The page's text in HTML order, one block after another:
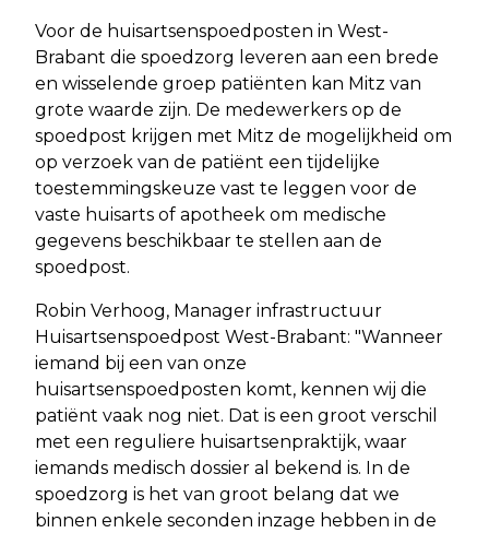
Voor de huisartsenspoedposten in West-
Brabant die spoedzorg leveren aan een brede
en wisselende groep patiënten kan Mitz van
grote waarde zijn. De medewerkers op de
spoedpost krijgen met Mitz de mogelijkheid om
op verzoek van de patiënt een tijdelijke
toestemmingskeuze vast te leggen voor de
vaste huisarts of apotheek om medische
gegevens beschikbaar te stellen aan de
spoedpost.
Robin Verhoog, Manager infrastructuur
Huisartsenspoedpost West-Brabant: "Wanneer
iemand bij een van onze
huisartsenspoedposten komt, kennen wij die
patiënt vaak nog niet. Dat is een groot verschil
met een reguliere huisartsenpraktijk, waar
iemands medisch dossier al bekend is. In de
spoedzorg is het van groot belang dat we
binnen enkele seconden inzage hebben in de